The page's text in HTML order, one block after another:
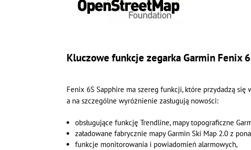
Kluczowe funkcje zegarka Garmin Fenix
Fenix 6S Sapphire ma szereg funkcji, które przydadzą
a na szczególne wyróżnienie zasługują nowości:
obsługujące funkcję Trendline, mapy topograficzne
załadowane fabrycznie mapy Garmin Ski Map 2.0 z
funkcje monitorowania i powiadomień alarmowych,